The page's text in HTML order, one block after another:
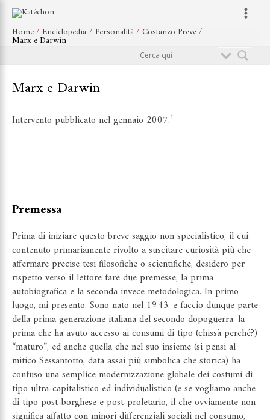
contenuto
Main
Home Enciclopedia Personalità Costanzo Preve
Marx e Darwin
Marx e Darwin
Intervento pubblicato nel gennaio 2007.1
Premessa
Prima di iniziare questo breve saggio non specialistico, il cui
contenuto primariamente rivolto a suscitare curiosità più che
affermare precise tesi filosofiche o scientifiche, desidero per
rispetto verso il lettore fare due premesse, la prima
autobiografica e la seconda invece metodologica. In primo
luogo, mi presento. Sono nato nel 1943, e faccio dunque parte
della prima generazione italiana del secondo dopoguerra, la
prima che ha avuto accesso ai consumi di tipo (chissà perché?)
“maturo”, ed anche quella che nel suo insieme (si pensi al
mitico Sessantotto, data assai più simbolica che storica) ha
confuso una semplice modernizzazione globale dei costumi di
tipo ultra-capitalistico ed individualistico (e se vogliamo anche
di tipo post-borghese e post-proletario, il che ovviamente non
significa affatto con minori differenziali sociali nel consumo,
Navigazione
articoli